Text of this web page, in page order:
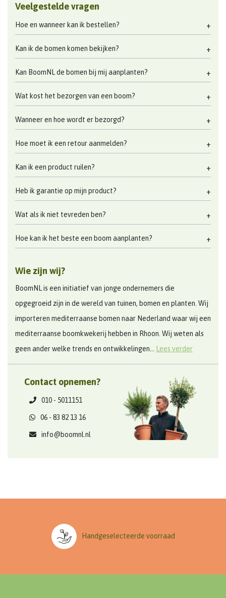
Veelgestelde vragen
Hoe en wanneer kan ik bestellen?
Kan ik de bomen komen bekijken?
Kan BoomNL de bomen bij mij aanplanten?
Wat kost het bezorgen van een boom?
Wanneer en hoe wordt er bezorgd?
Hoe moet ik een retour aanmelden?
Kan ik een product ruilen?
Heb ik garantie op mijn product?
Wat als ik niet tevreden ben?
Hoe kan ik het beste een boom aanplanten?
Wie zijn wij?
BoomNL is een initiatief van jonge ondernemers die
opgegroeid zijn in de wereld van tuinen, bomen en planten. Wij
importeren mediterraanse bomen naar Nederland waar wij een
mediterraanse boomkwekerij hebben in Rhoon. Wij weten als
geen ander welke trends en ontwikkelingen...
Lees verder
Contact opnemen?
010 - 5011151
06 - 83 82 13 16
info@boomnl.nl
Handgeselecteerde voorraad